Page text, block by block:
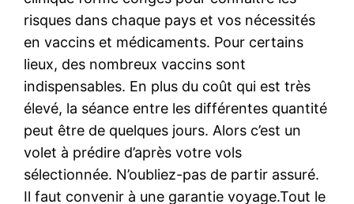
risques dans chaque pays et vos nécessités
en vaccins et médicaments. Pour certains
lieux, des nombreux vaccins sont
indispensables. En plus du coût qui est très
élevé, la séance entre les différentes quantité
peut être de quelques jours. Alors c’est un
volet à prédire d’après votre vols
sélectionnée. N’oubliez-pas de partir assuré.
Il faut convenir à une garantie voyage.Tout le